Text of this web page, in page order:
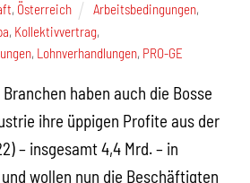
, Österreich Arbeitsbedingungen,
, Kollektivvertrag,
, Lohnverhandlungen, PRO-GE
haben auch die Bosse
ihre üppigen Profite aus der
– insgesamt 4,4 Mrd. – in
wollen nun die Beschäftigten